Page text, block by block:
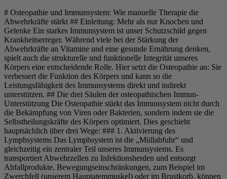
# Osteopathie und Immunsystem: Wie manuelle Therapie die
Abwehrkräfte stärkt ## Einleitung: Mehr als nur Knochen und
Gelenke Ein starkes Immunsystem ist unser Schutzschild gegen
Krankheitserreger. Während viele bei der Stärkung der
Abwehrkräfte an Vitamine und eine gesunde Ernährung denken,
spielt auch die strukturelle und funktionelle Integrität unseres
Körpers eine entscheidende Rolle. Hier setzt die Osteopathie an: Sie
verbessert die Funktion des Körpers und kann so die
Leistungsfähigkeit des Immunsystems direkt und indirekt
unterstützen. ## Die drei Säulen der osteopathischen Immun-
Unterstützung Die Osteopathie stärkt das Immunsystem nicht durch
die Bekämpfung von Viren oder Bakterien, sondern indem sie die
Selbstheilungskräfte des Körpers optimiert. Dies geschieht
hauptsächlich über drei Wege: ### 1. Aktivierung des
Lymphsystems Das Lymphsystem ist die „Müllabfuhr“ und
gleichzeitig ein zentraler Teil unseres Immunsystems. Es
transportiert Abwehrzellen zu Infektionsherden und entsorgt
Abfallprodukte. Bewegungseinschränkungen, zum Beispiel im
Zwerchfell (unserem Hauptatemmuskel) oder im Brustkorb, können